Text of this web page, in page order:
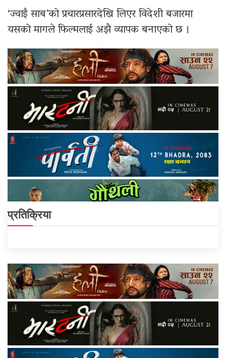
‘ज्वाइँ साब’को प्रचारप्रसारदेखि लिएर विदेशी बजारमा
यसको मागले फिल्मलाई अझै व्यापक बनाएको छ ।
प्रतिक्रिया